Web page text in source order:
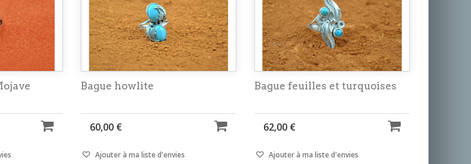
Bague howlite
60,00 €
Ajouter à ma liste d'envies
Bague feuilles et turquoises
62,00 €
Ajouter à ma liste d'envies